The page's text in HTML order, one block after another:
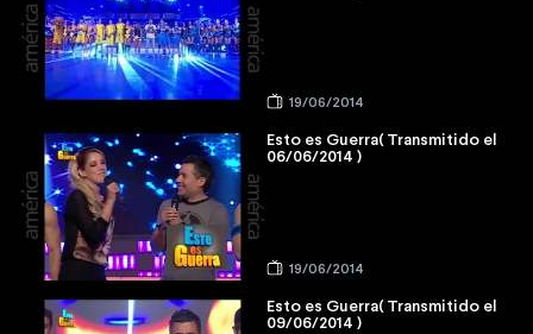
19/06/2014
Esto es Guerra( Transmitido el
06/06/2014 )
19/06/2014
Esto es Guerra( Transmitido el
09/06/2014 )